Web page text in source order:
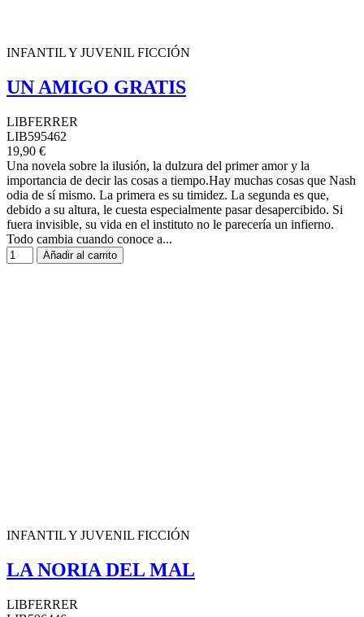
INFANTIL Y JUVENIL FICCIÓN
UN AMIGO GRATIS
LIBFERRER
LIB595462
19,90 €
Una novela sobre la ilusión, la dulzura del primer amor y la
importancia de decir las cosas a tiempo.Hay muchas cosas que Nash
odia de sí mismo. La primera es su timidez. La segunda es que,
debido a su altura, le cuesta especialmente pasar desapercibido. Si
fuera invisible, su vida en el instituto no le parecería un infierno.
Todo cambia cuando conoce a...
Añadir al carrito
INFANTIL Y JUVENIL FICCIÓN
LA NORIA DEL MAL
LIBFERRER